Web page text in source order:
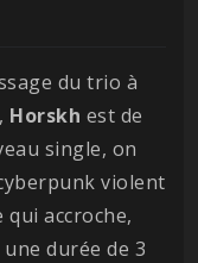
du trio à
Horskh est de
single, on
violent
accroche,
durée de 3